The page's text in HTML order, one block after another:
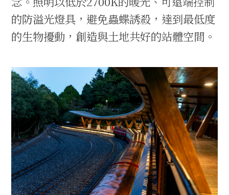
的防溢光燈具，避免蟲蝶誘殺，達到最低度
的生物擾動，創造與土地共好的站體空間。